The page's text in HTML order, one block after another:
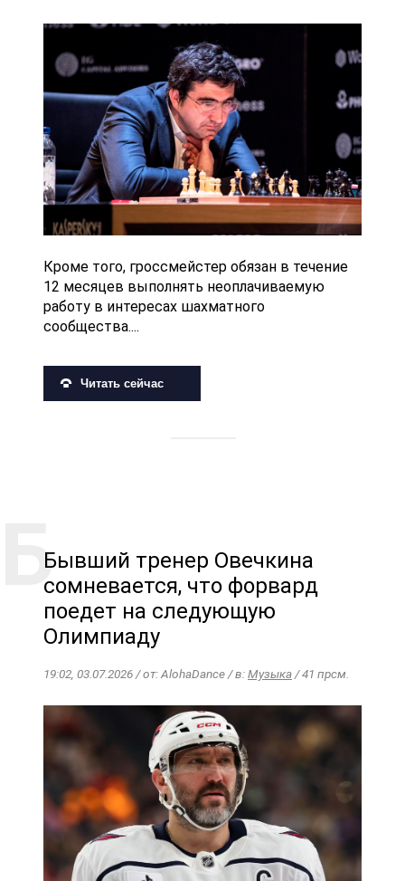
Кроме того, гроссмейстер обязан в течение
12 месяцев выполнять неоплачиваемую
работу в интересах шахматного
сообщества....
Читать сейчас
Бывший тренер Овечкина
сомневается, что форвард
поедет на следующую
Олимпиаду
19:02, 03.07.2026 / от: AlohaDance / в:Музыка/ 41 прсм.